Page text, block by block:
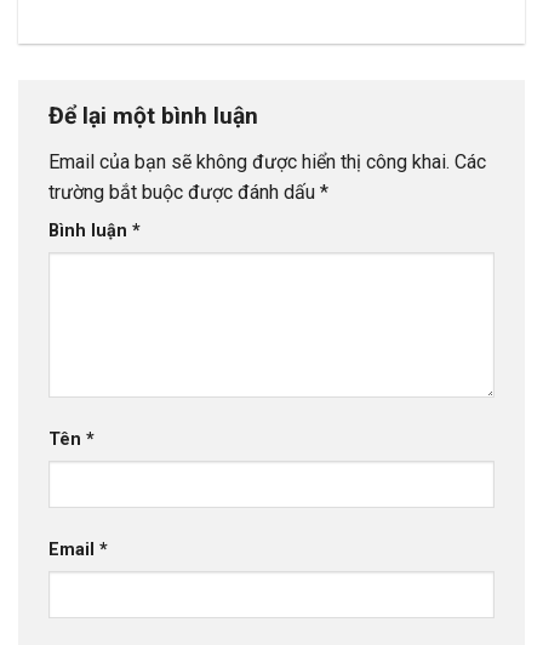
Để lại một bình luận
Email của bạn sẽ không được hiển thị công khai. Các
trường bắt buộc được đánh dấu *
Bình luận *
Tên *
Email *